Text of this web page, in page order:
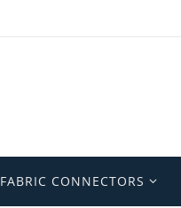
FABRIC CONNECTORS